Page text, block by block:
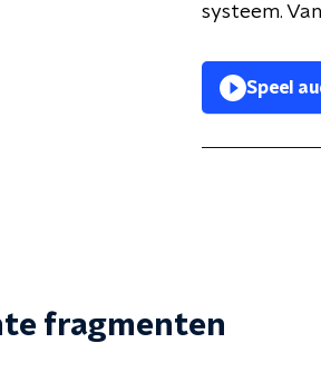
systeem.
Speel
fragmenten